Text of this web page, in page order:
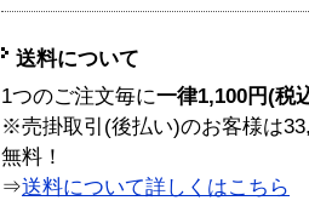
送料について
1つのご注文毎に一律1,100円(税
※売掛取引(後払い)のお客様は
無料！
⇒送料について詳しくはこちら